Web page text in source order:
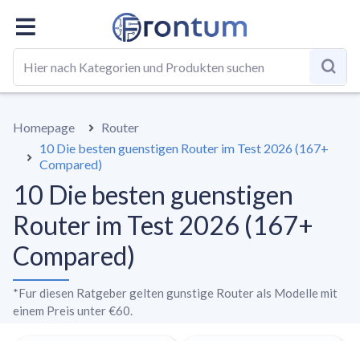
GESAMT
Homepage
Router
10 Die besten guenstigen Router im Test 2026 (167+
Compared)
10 Die besten guenstigen
Router im Test 2026 (167+
Compared)
*Fur diesen Ratgeber gelten gunstige Router als Modelle mit
einem Preis unter €60.